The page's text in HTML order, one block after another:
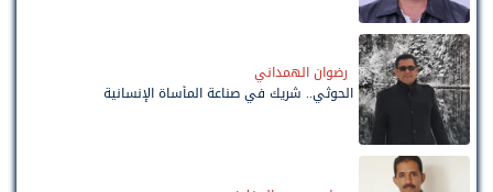
رضوان الهمداني
الحوثي.. شريك في صناعة المأساة الإنسانية